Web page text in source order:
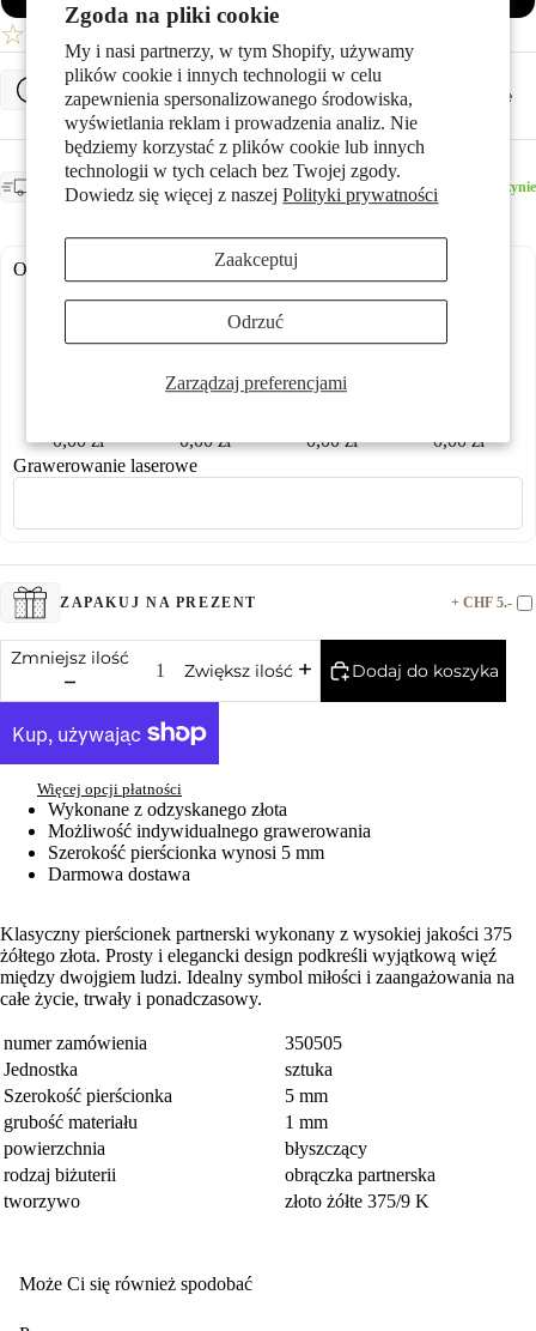
Zgoda na pliki cookie
My i nasi partnerzy, w tym Shopify, używamy
plików cookie i innych technologii w celu
zapewnienia spersonalizowanego środowiska,
wyświetlania reklam i prowadzenia analiz. Nie
będziemy korzystać z plików cookie lub innych
technologii w tych celach bez Twojej zgody.
Dowiedz się więcej z naszejPolityki prywatności
Zarządzaj preferencjami
Zaakceptuj
Odrzuć
Stylizacje
☆
Określ rozmiar pierścionka
OCZEKIWANA DOSTAWA
Dostępny w magazynie - Oczekiwana dostawa:
środa, 19 sierpnia
Dostępny w magazynie
Opcje grawerowania:
0,00 zł 0,00 zł 0,00 zł
0,00 zł
Grawerowanie laserowe
ZAPAKUJ NA PREZENT + CHF 5.-
Zmniejsz ilość
Zwiększ ilość Dodaj do koszyka
Więcej opcji płatności
Wykonane z odzyskanego złota
Możliwość indywidualnego grawerowania
Szerokość pierścionka wynosi 5 mm
Darmowa dostawa
Klasyczny pierścionek partnerski wykonany z wysokiej jakości 375
żółtego złota. Prosty i elegancki design podkreśli wyjątkową więź
między dwojgiem ludzi. Idealny symbol miłości i zaangażowania na
całe życie, trwały i ponadczasowy.
numer zamówienia
350505
Jednostka
sztuka
Szerokość pierścionka
5 mm
grubość materiału
1 mm
powierzchnia
błyszczący
rodzaj biżuterii
obrączka partnerska
tworzywo
złoto żółte 375/9 K
Może Ci się również spodobać